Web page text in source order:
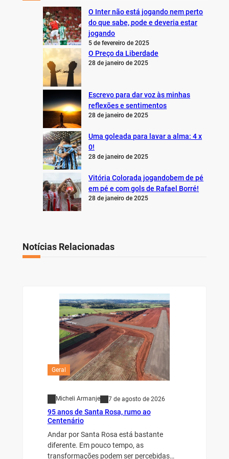
O Inter não está jogando nem perto
do que sabe, pode e deveria estar
jogando
5 de fevereiro de 2025
O Preço da Liberdade
28 de janeiro de 2025
Escrevo para dar voz às minhas
reflexões e sentimentos
28 de janeiro de 2025
Uma goleada para lavar a alma: 4 x
0!
28 de janeiro de 2025
Vitória Colorada jogandobem de pé
em pé e com gols de Rafael Borré!
28 de janeiro de 2025
Notícias Relacionadas
Geral
Micheli Armanje 7 de agosto de 2026
95 anos de Santa Rosa, rumo ao
Centenário
Andar por Santa Rosa está bastante
diferente. Em pouco tempo, as
transformações podem ser percebidas…